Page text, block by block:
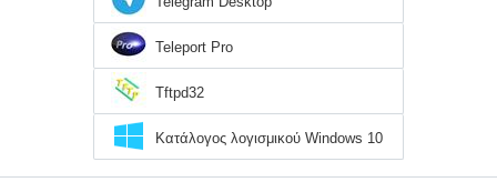
Teleport Pro
Tftpd32
Κατάλογος λογισμικού Windows 10